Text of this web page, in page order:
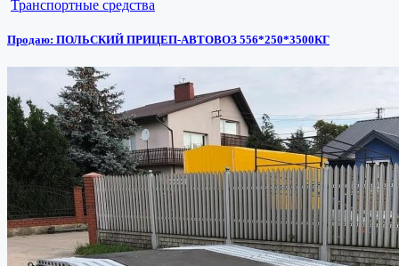
Транспортные средства
Продаю: ПОЛЬСКИЙ ПРИЦЕП-АВТОВОЗ 556*250*3500КГ